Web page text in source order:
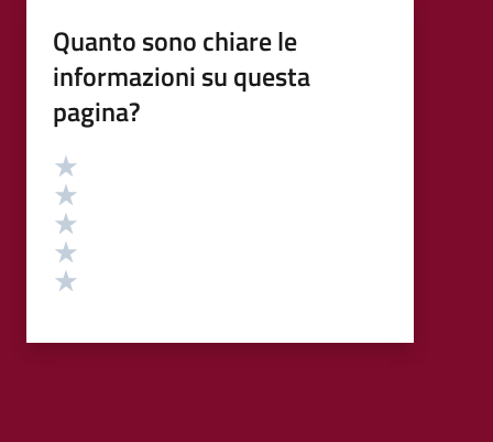
Quanto sono chiare le
informazioni su questa
pagina?
Valutazione